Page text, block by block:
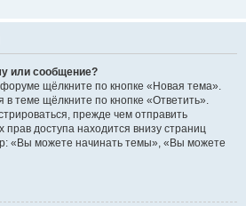
или сообщение?
щёлкните по кнопке «Новая тема».
теме щёлкните по кнопке «Ответить».
прежде чем отправить
доступа находится внизу страниц
«Вы можете начинать темы», «Вы можете